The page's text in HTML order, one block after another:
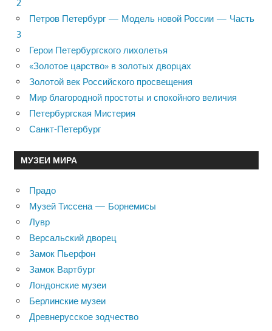
2
Петров Петербург — Модель новой России — Часть
3
Герои Петербургского лихолетья
«Золотое царство» в золотых дворцах
Золотой век Российского просвещения
Мир благородной простоты и спокойного величия
Петербургская Мистерия
Санкт-Петербург
МУЗЕИ МИРА
Прадо
Музей Тиссена — Борнемисы
Лувр
Версальский дворец
Замок Пьерфон
Замок Вартбург
Лондонские музеи
Берлинские музеи
Древнерусское зодчество